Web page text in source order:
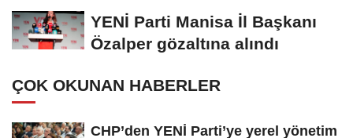
tepki: “Bir...
YENİ Parti Manisa İl Başkanı
Özalper gözaltına alındı
ÇOK OKUNAN HABERLER
CHP’den YENİ Parti’ye yerel yönetim